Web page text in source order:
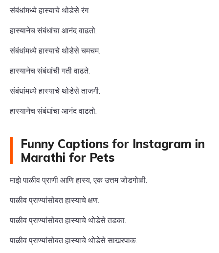
संबंधांमध्ये हास्याचे थोडेसे रंग.
हास्यानेच संबंधांचा आनंद वाढतो.
संबंधांमध्ये हास्याचे थोडेसे चमचम.
हास्यानेच संबंधांची गती वाढते.
संबंधांमध्ये हास्याचे थोडेसे ताजगी.
हास्यानेच संबंधांचा आनंद वाढतो.
Funny Captions for Instagram in
Marathi for Pets
माझे पाळीव प्राणी आणि हास्य, एक उत्तम जोडगोळी.
पाळीव प्राण्यांसोबत हास्याचे क्षण.
पाळीव प्राण्यांसोबत हास्याचे थोडेसे तडका.
पाळीव प्राण्यांसोबत हास्याचे थोडेसे साखरपाक.